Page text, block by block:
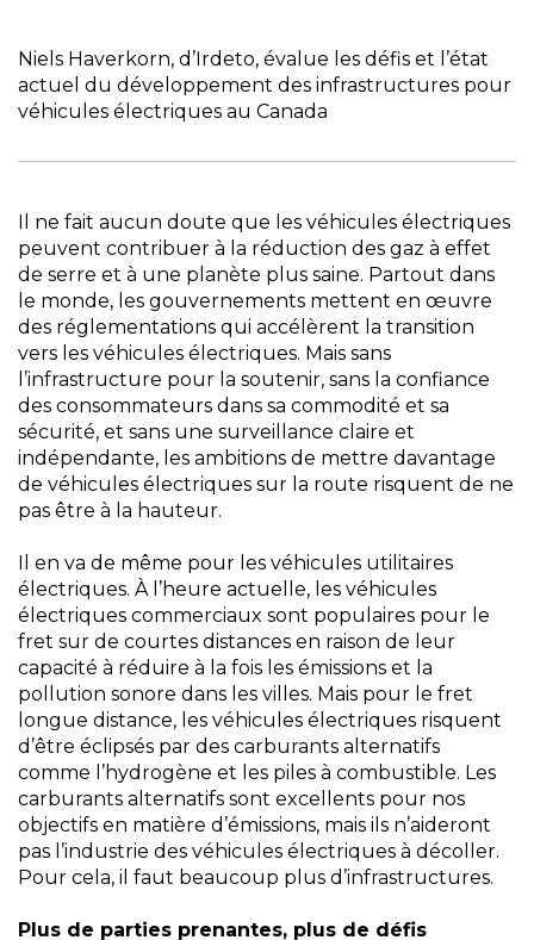
Niels Haverkorn, d’Irdeto, évalue les défis et l’état
actuel du développement des infrastructures pour
véhicules électriques au Canada
Il ne fait aucun doute que les véhicules électriques
peuvent contribuer à la réduction des gaz à effet
de serre et à une planète plus saine. Partout dans
le monde, les gouvernements mettent en œuvre
des réglementations qui accélèrent la transition
vers les véhicules électriques. Mais sans
l’infrastructure pour la soutenir, sans la confiance
des consommateurs dans sa commodité et sa
sécurité, et sans une surveillance claire et
indépendante, les ambitions de mettre davantage
de véhicules électriques sur la route risquent de ne
pas être à la hauteur.
Il en va de même pour les véhicules utilitaires
électriques. À l’heure actuelle, les véhicules
électriques commerciaux sont populaires pour le
fret sur de courtes distances en raison de leur
capacité à réduire à la fois les émissions et la
pollution sonore dans les villes. Mais pour le fret
longue distance, les véhicules électriques risquent
d’être éclipsés par des carburants alternatifs
comme l’hydrogène et les piles à combustible. Les
carburants alternatifs sont excellents pour nos
objectifs en matière d’émissions, mais ils n’aideront
pas l’industrie des véhicules électriques à décoller.
Pour cela, il faut beaucoup plus d’infrastructures.
Plus de parties prenantes, plus de défis